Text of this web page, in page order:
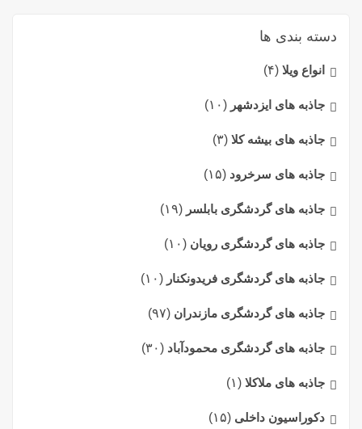
دسته بندی ها
انواع ویلا (۴)
جاذبه های ایزدشهر (۱۰)
جاذبه های بیشه کلا (۳)
جاذبه های سرخرود (۱۵)
جاذبه های گردشگری بابلسر (۱۹)
جاذبه های گردشگری رویان (۱۰)
جاذبه های گردشگری فریدونکنار (۱۰)
جاذبه های گردشگری مازندران (۹۷)
جاذبه های گردشگری محمودآباد (۳۰)
جاذبه های ملاکلا (۱)
دکوراسیون داخلی (۱۵)